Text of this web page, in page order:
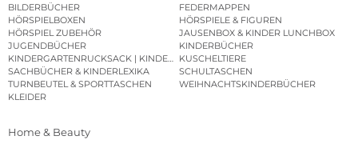
BILDERBÜCHER
FEDERMAPPEN
HÖRSPIELBOXEN
HÖRSPIELE & FIGUREN
HÖRSPIEL ZUBEHÖR
JAUSENBOX & KINDER LUNCHBOX
JUGENDBÜCHER
KINDERBÜCHER
KINDERGARTENRUCKSACK | KINDERGARTENBEUTEL
KUSCHELTIERE
SACHBÜCHER & KINDERLEXIKA
SCHULTASCHEN
TURNBEUTEL & SPORTTASCHEN
WEIHNACHTSKINDERBÜCHER
KLEIDER
Home & Beauty